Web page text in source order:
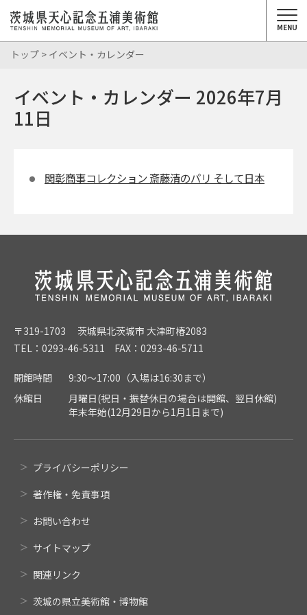
MENU
トップ > イベント・カレンダー
イベント・カレンダー 2026年7月
11日
関彰商事コレクション 斎藤清のパリ そして日本
〒319-1703 茨城県北茨城市 大津町椿2083
TEL：0293-46-5311 FAX：0293-46-5711
開館時間
9:30～17:00（入場は16:30まで）
休館日
月曜日(祝日・振替休日の場合は開館、翌日休館)
年末年始(12月29日から1月1日まで)
プライバシーポリシー
著作権・免責事項
お問い合わせ
サイトマップ
関連リンク
茨城の県立美術館・博物館